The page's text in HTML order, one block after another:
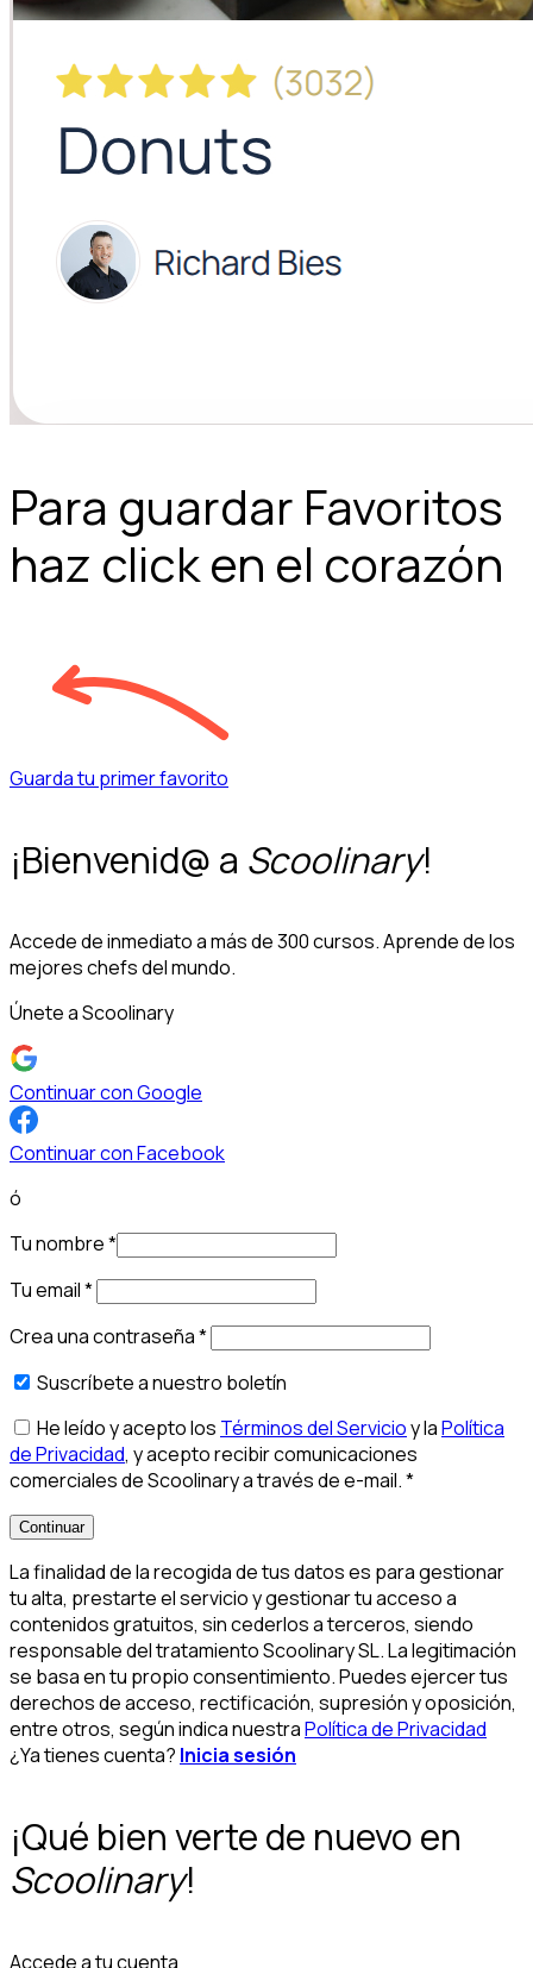
Para guardar Favoritos
haz click en el corazón
Guarda tu primer favorito
¡Bienvenid@ a Scoolinary!
Accede de inmediato a más de 300 cursos. Aprende de los
mejores chefs del mundo.
Únete a Scoolinary
Continuar con Google
Continuar con Facebook
ó
Tu nombre*
Tu email*
Crea una contraseña*
Suscríbete a nuestro boletín
He leído y acepto los Términos del Servicioy laPolítica
de Privacidad, y acepto recibir comunicaciones
comerciales de Scoolinary a través de e-mail.*
Continuar
La finalidad de la recogida de tus datos es para gestionar
tu alta, prestarte el servicio y gestionar tu acceso a
contenidos gratuitos, sin cederlos a terceros, siendo
responsable del tratamiento Scoolinary SL. La legitimación
se basa en tu propio consentimiento. Puedes ejercer tus
derechos de acceso, rectificación, supresión y oposición,
entre otros, según indica nuestraPolítica de Privacidad
¿Ya tienes cuenta? Inicia sesión
¡Qué bien verte de nuevo en
Scoolinary!
Accede a tu cuenta